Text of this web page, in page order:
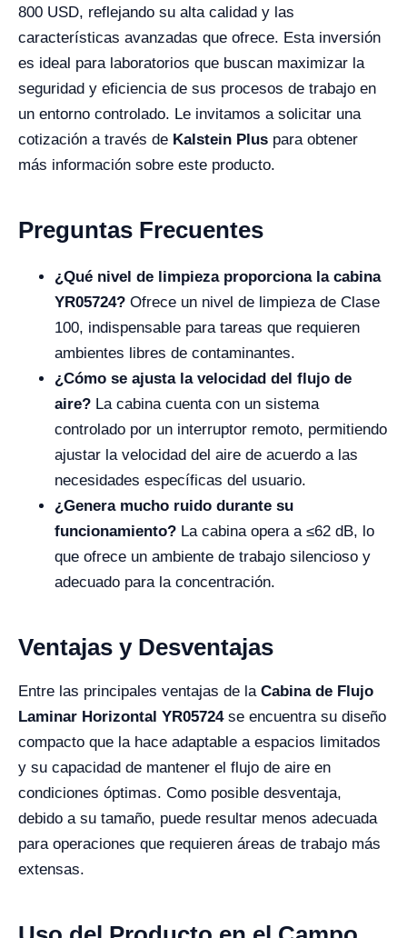
800 USD, reflejando su alta calidad y las
características avanzadas que ofrece. Esta inversión
es ideal para laboratorios que buscan maximizar la
seguridad y eficiencia de sus procesos de trabajo en
un entorno controlado. Le invitamos a solicitar una
cotización a través de Kalstein Plus para obtener
más información sobre este producto.
Preguntas Frecuentes
¿Qué nivel de limpieza proporciona la cabina
YR05724? Ofrece un nivel de limpieza de Clase
100, indispensable para tareas que requieren
ambientes libres de contaminantes.
¿Cómo se ajusta la velocidad del flujo de
aire? La cabina cuenta con un sistema
controlado por un interruptor remoto, permitiendo
ajustar la velocidad del aire de acuerdo a las
necesidades específicas del usuario.
¿Genera mucho ruido durante su
funcionamiento? La cabina opera a ≤62 dB, lo
que ofrece un ambiente de trabajo silencioso y
adecuado para la concentración.
Ventajas y Desventajas
Entre las principales ventajas de la Cabina de Flujo
Laminar Horizontal YR05724se encuentra su diseño
compacto que la hace adaptable a espacios limitados
y su capacidad de mantener el flujo de aire en
condiciones óptimas. Como posible desventaja,
debido a su tamaño, puede resultar menos adecuada
para operaciones que requieren áreas de trabajo más
extensas.